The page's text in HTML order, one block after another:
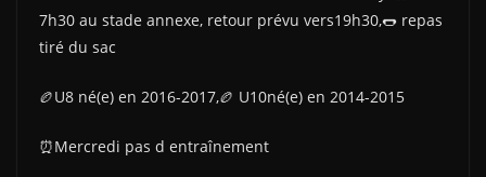
7h30 au stade annexe, retour prévu vers19h30,🌭 repas
tiré du sac
🏉U8 né(e) en 2016-2017,🏉 U10né(e) en 2014-2015
⏰Mercredi pas d entraînement